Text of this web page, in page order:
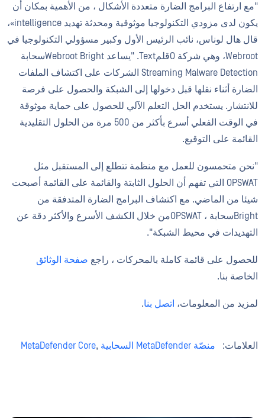
"مع ارتفاع البرامج الضارة متعددة الأشكال ، من الأهمية بمكان أن
يكون لدى مزودي التكنولوجيا موثوقية ومحدثة تهديد intelligence»،
قال هال لوناس، نائب الرئيس الأول وكبير مسؤولي التكنولوجيا في
Webroot، وهي شركة OقلمText. "يساعد Webroot Brightسحابة
Streaming Malware Detection الشركات على اكتشاف الملفات
الضارة أثناء نقلها قبل دخولها إلى الشبكة والحصول على فرصة
للانتشار. يستخدم الحل التعلم الآلي للحصول على حماية موثوقة
في الوقت الفعلي أسرع بأكثر من 500 مرة من الحلول التقليدية
القائمة على التوقيع.
"نحن متحمسون للعمل مع منظمة تتطلع إلى المستقبل مثل
OPSWAT التي تفهم أن الحلول الثابتة والقائمة على القائمة أصبحت
شيئا من الماضي. مع اكتشاف البرامج الضارة المتدفقة من
Brightسحابة ، OPSWATمن خلال الكشف الأسرع والأكثر دقة عن
التهديدات في محيط الشبكة".
للحصول على قائمة كاملة بالمحركات ، راجع صفحة الوثائق
الخاصة بنا.
لمزيد من المعلومات، اتصل بنا.
العلامات: منصّة MetaDefender السحابية ,
MetaDefender Core